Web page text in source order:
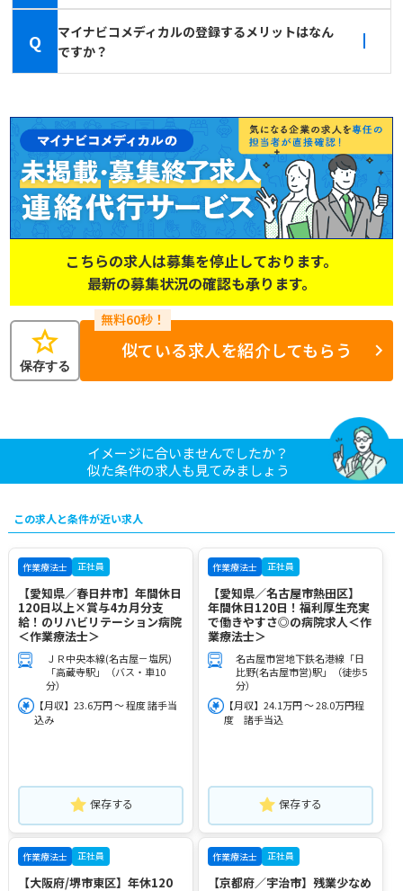
Q
マイナビコメディカルの登録するメリットはなん
ですか？
こちらの求人は募集を停止しております。
最新の募集状況の確認も承ります。
star
保存する
似ている求人を紹介してもらう
イメージに合いませんでしたか？
似た条件の求人も見てみましょう
この求人と条件が近い求人
作業療法士 正社員
【愛知県／春日井市】年間休日
120日以上×賞与4カ月分支
給！のリハビリテーション病院
＜作業療法士＞
ＪＲ中央本線(名古屋－塩尻)
「高蔵寺駅」（バス・車10
分）
【月収】23.6万円 ～ 程度 諸手当
込み
保存する
作業療法士 正社員
【愛知県／名古屋市熱田区】
年間休日120日！福利厚生充実
で働きやすさ◎の病院求人＜作
業療法士＞
名古屋市営地下鉄名港線「日
比野(名古屋市営)駅」（徒歩5
分）
【月収】24.1万円 ～ 28.0万円程
度 諸手当込
保存する
作業療法士 正社員
【大阪府/堺市東区】年休120
作業療法士 正社員
【京都府／宇治市】残業少なめ